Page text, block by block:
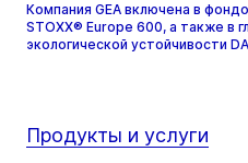
Компания GEA включена в
STOXX® Europe 600, а также в
экологической устойчивости
Продукты и услуги